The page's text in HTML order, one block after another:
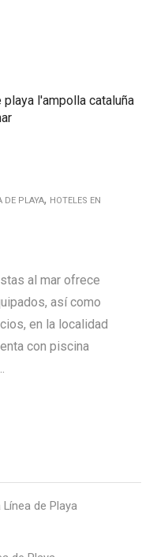
DE PLAYA, HOTELES EN
al mar ofrece
así como
en la localidad
con piscina
de Playa